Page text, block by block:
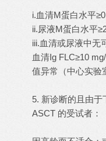
i.血清M蛋白水平
ii.尿液M蛋白水平
iii.血清或尿液中无
血清Ig FLC≥10
值异常（中心实验
5. 新诊断的且由于
ASCT 的受试者：